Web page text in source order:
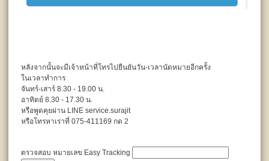
หลังจากนั้นจะมีเจ้าหน้าที่โทรไปยืนยันวัน-เวลานัดหมายอีกครั้ง
ในเวลาทำการ
จันทร์-เสาร์ 8.30 - 19.00 น.
อาทิตย์ 8.30 - 17.30 น.
หรือพูดคุยผ่าน LINE service.surajit
หรือโทรหาเราที่ 075-411169 กด 2
ตรวจสอบ หมายเลข Easy Tracking